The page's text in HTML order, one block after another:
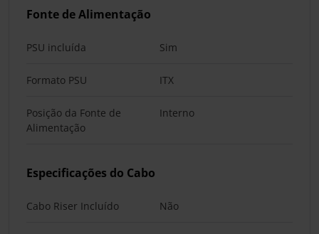
Fonte de Alimentação
PSU incluída Sim
Formato PSU ITX
Posição da Fonte de
Alimentação
Interno
Especificações do Cabo
Cabo Riser Incluído Não